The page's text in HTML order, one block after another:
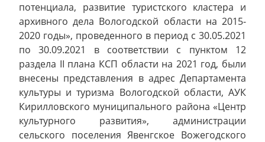
потенциала, развитие туристского кластера и
архивного дела Вологодской области на 2015-
2020 годы», проведенного в период с 30.05.2021
по 30.09.2021 в соответствии с пунктом 12
раздела II плана КСП области на 2021 год, были
внесены представления в адрес Департамента
культуры и туризма Вологодской области, АУК
Кирилловского муниципального района «Центр
культурного развития», администрации
сельского поселения Явенгское Вожегодского